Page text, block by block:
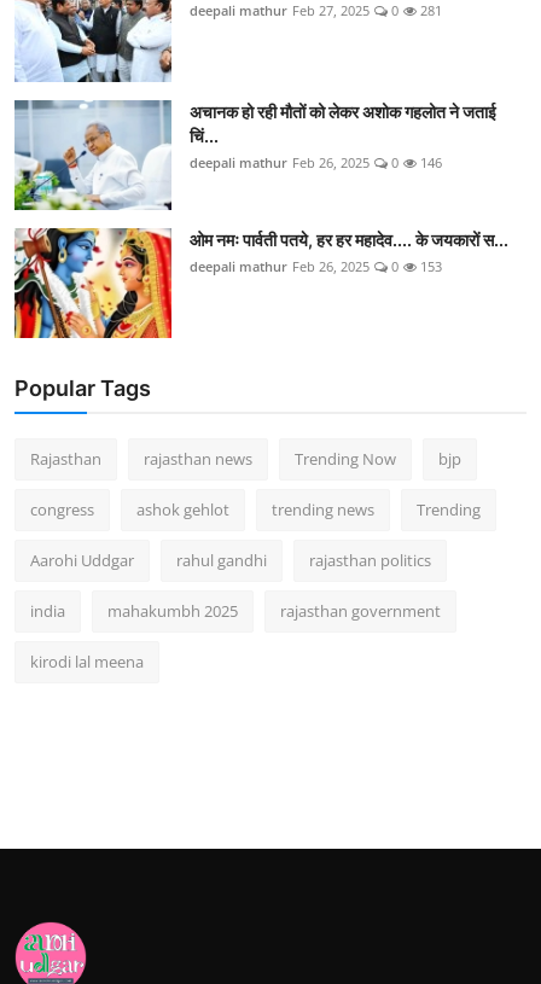
deepali mathur Feb 27, 2025 0 281
अचानक हो रही मौतों को लेकर अशोक गहलोत ने जताई
च‍िं...
deepali mathur Feb 26, 2025 0 146
ओम नमः पार्वती पतये, हर हर महादेव.... के जयकारों स...
deepali mathur Feb 26, 2025 0 153
Popular Tags
Rajasthan rajasthan news Trending Now bjp
congress ashok gehlot trending news Trending
Aarohi Uddgar rahul gandhi rajasthan politics
india mahakumbh 2025 rajasthan government
kirodi lal meena